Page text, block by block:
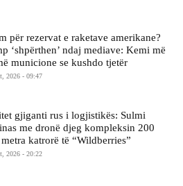
për rezervat e raketave amerikane?
‘shpërthen’ ndaj mediave: Kemi më
municione se kushdo tjetër
2026 - 09:47
gjiganti rus i logjistikës: Sulmi
me dronë djeg kompleksin 200
katrorë të “Wildberries”
2026 - 20:22